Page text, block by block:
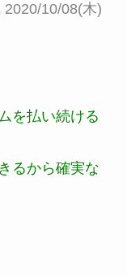
2020/10/08(木)
を払い続ける
るから確実な